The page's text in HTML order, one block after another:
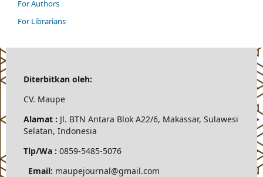
For Authors
For Librarians
Diterbitkan oleh:
CV. Maupe
Alamat : Jl. BTN Antara Blok A22/6, Makassar, Sulawesi
Selatan, Indonesia
Tlp/Wa : 0859-5485-5076
Email: maupejournal@gmail.com